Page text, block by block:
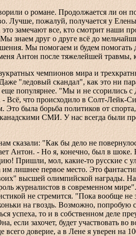
о романе. Продолжается ли он
Лучше, пожалуй, получается у
это замечают все, кто смотрит наши
Мы знаем друг о друге всё до
Мы помогаем и будем помогать
Антон после тяжелейшей травмы,
чемпионов мира и
"ледовый скандал", как это ни
еще популярнее. "Мы и не ссорились
- Всё, что происходило в Солт-Лейк-
Это была борьба политиков от
СМИ. У нас всегда были
сказали: "Как бы дело не
Антон. - Но я, конечно, был в шоке.
Пришли, мол, какие-то русские с
лишнее первое место. Это
высшей олимпийской награды.
журналистов в современном
не стремится. "Пока вообще не
на гвоздь. Возможно, попробую
успеха, то и в собственном деле
если захочет, будет участвовать во
всего доверие, а в Лене я уверен на